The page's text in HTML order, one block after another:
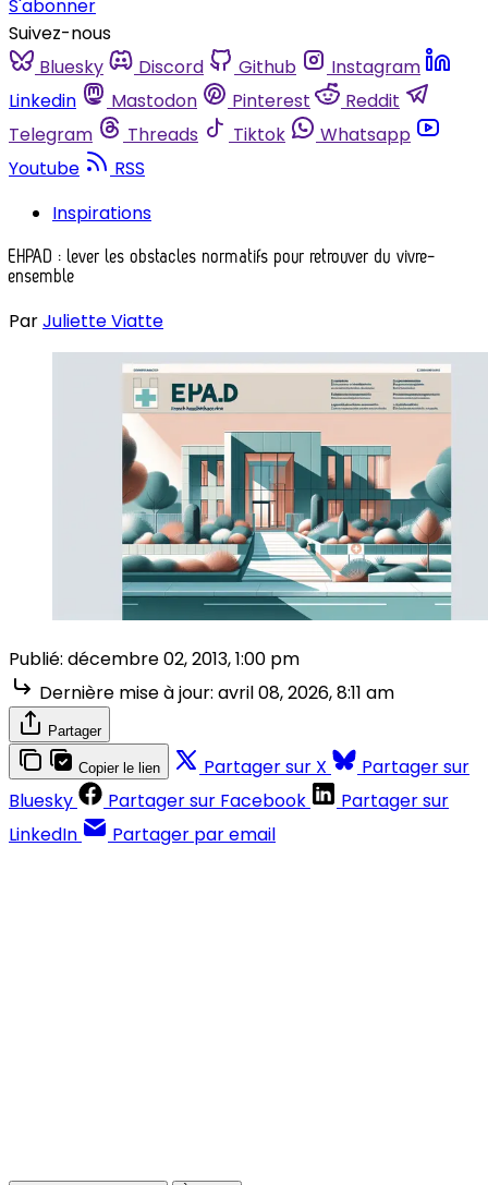
S'abonner
Suivez-nous
Bluesky
Discord Github
Instagram
Linkedin
Mastodon Pinterest
Reddit
Telegram
Threads Tiktok
Whatsapp
Youtube
RSS
Inspirations
EHPAD : lever les obstacles normatifs pour retrouver du vivre-
ensemble
ParJuliette Viatte
Publié: décembre 02, 2013, 1:00 pm
Dernière mise à jour: avril 08, 2026, 8:11 am
Partager
Copier le lien Partager sur X
Partager sur
Bluesky
Partager sur Facebook
Partager sur
LinkedIn
Partager par email